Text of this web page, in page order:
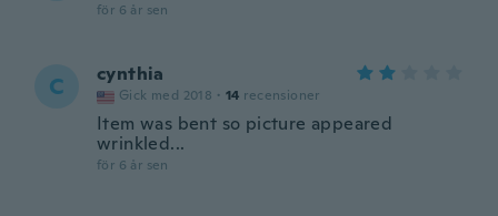
för 6 år sen
C cynthia
Gick med 2018 · 14 recensioner
Item was bent so picture appeared
wrinkled...
för 6 år sen